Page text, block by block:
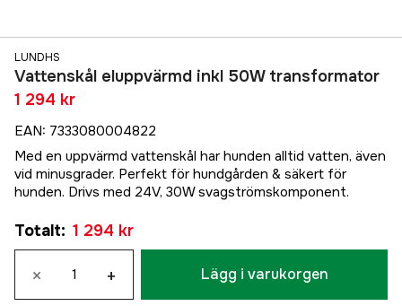
LUNDHS
Vattenskål eluppvärmd inkl 50W transformator
1 294 kr
EAN: 7333080004822
Med en uppvärmd vattenskål har hunden alltid vatten, även
vid minusgrader. Perfekt för hundgården & säkert för
hunden. Drivs med 24V, 30W svagströmskomponent.
Totalt: 1 294 kr
× + Lägg i varukorgen